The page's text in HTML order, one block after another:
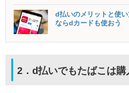
d払いのメリットと使
ならdカードも使おう
2．d払いでもたばこは購